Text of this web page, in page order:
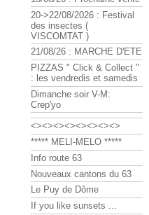
20->22/08/2026 : Festival
des insectes (
VISCOMTAT )
21/08/26 : MARCHE D'ETE
PIZZAS " Click & Collect "
: les vendredis et samedis
Dimanche soir V-M:
Crep'yo
<><><><><><><><>
***** MELI-MELO *****
Info route 63
Nouveaux cantons du 63
Le Puy de Dôme
If you like sunsets ...